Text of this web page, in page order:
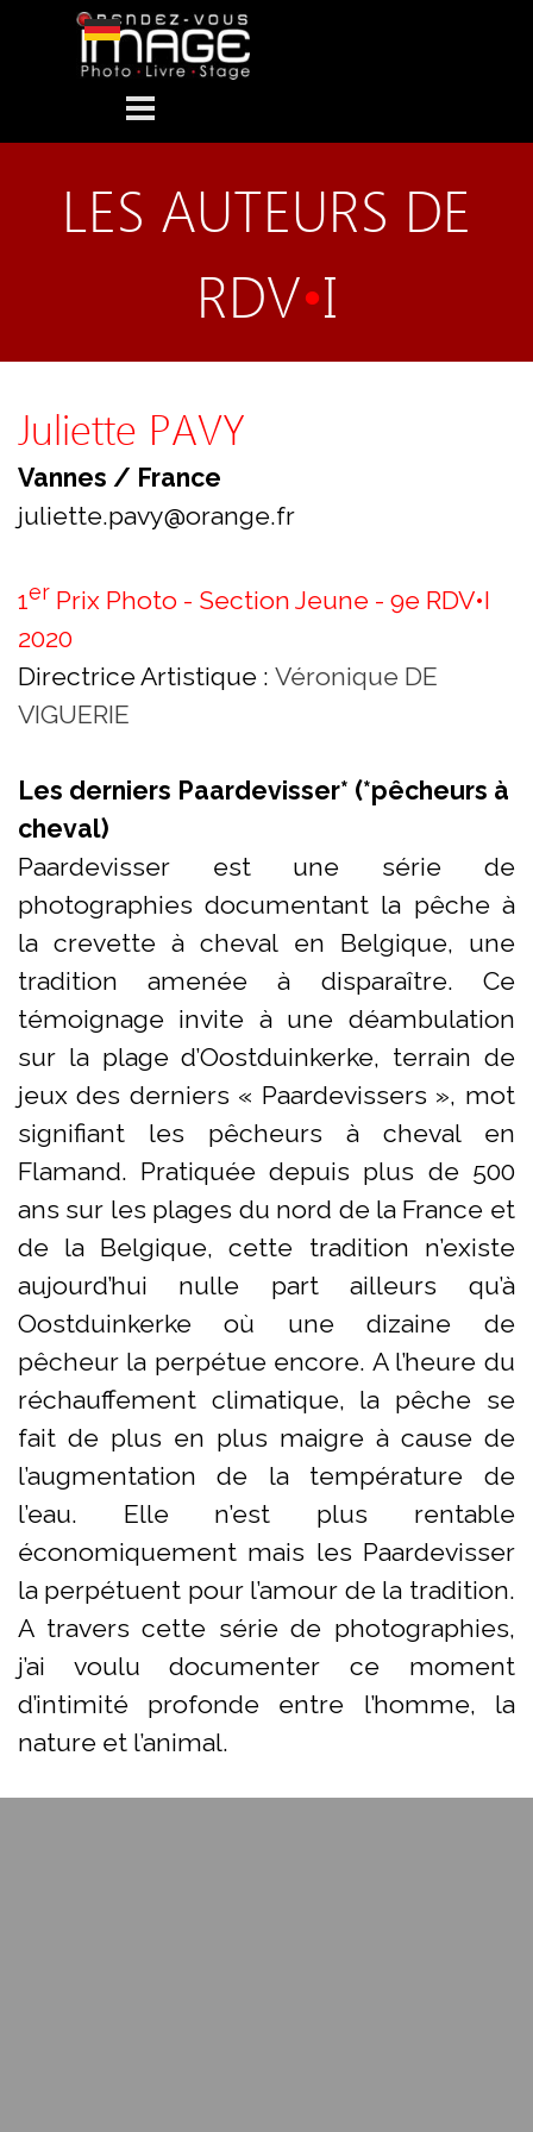
Aller au contenu
Sauter le menu
LES AUTEURS DE
RDV•I
Juliette PAVY
Vannes / France
juliette.pavy@orange.fr
1er Prix Photo - Section Jeune - 9e RDV•I
2020
Directrice Artistique : Véronique DE
VIGUERIE
Les derniers Paardevisser* (*pêcheurs à
cheval)
Paardevisser est une série de
photographies documentant la pêche à
la crevette à cheval en Belgique, une
tradition amenée à disparaître. Ce
témoignage invite à une déambulation
sur la plage d’Oostduinkerke, terrain de
jeux des derniers « Paardevissers », mot
signifiant les pêcheurs à cheval en
Flamand. Pratiquée depuis plus de 500
ans sur les plages du nord de la France et
de la Belgique, cette tradition n’existe
aujourd’hui nulle part ailleurs qu’à
Oostduinkerke où une dizaine de
pêcheur la perpétue encore. A l’heure du
réchauffement climatique, la pêche se
fait de plus en plus maigre à cause de
l’augmentation de la température de
l’eau. Elle n’est plus rentable
économiquement mais les Paardevisser
la perpétuent pour l’amour de la tradition.
A travers cette série de photographies,
j’ai voulu documenter ce moment
d’intimité profonde entre l’homme, la
nature et l’animal.